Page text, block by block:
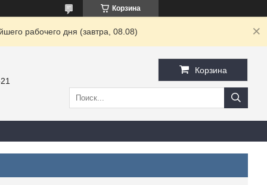
Корзина
рабочего дня (завтра, 08.08)
Корзина